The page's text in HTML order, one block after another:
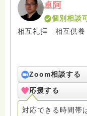
卓阿
個別相談
相互礼拝 相互供養
Zoom相談する
応援する
対応できる時間帯